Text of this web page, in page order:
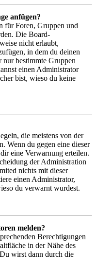
anfügen?
für Foren, Gruppen und
Die Board-
nicht erlaubt,
in dem du deinen
nur bestimmte Gruppen
einen Administrator
bist, wieso du keine
die meistens von der
Wenn du gegen eine dieser
eine Verwarnung erteilen.
der Administration
nichts mit dieser
einen Administrator,
du verwarnt wurdest.
melden?
Berechtigungen
in der Nähe des
wirst dann durch die